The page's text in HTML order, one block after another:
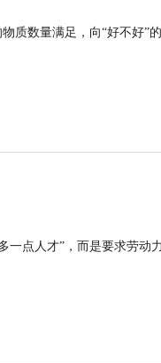
质数量满足，向“好不好”
一点人才”，而是要求劳动